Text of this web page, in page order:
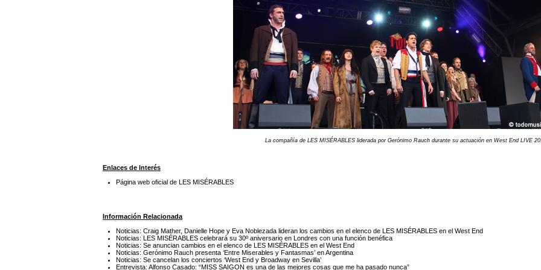
La compañía de LES MISÉRABLES liderada por Gerónimo Rauch durante su actuación en West End LIVE
Enlaces de Interés
Página web oficial de LES MISÉRABLES
Información Relacionada
Noticias: Craig Mather, Danielle Hope y Eva Noblezada lideran los cambios en el elenco de LES MISÉRABLES en el West End
Noticias: LES MISÉRABLES celebrará su 30º aniversario en Londres con una función benéfica
Noticias: Se anuncian cambios en el elenco de LES MISÉRABLES en el West End
Noticias: Gerónimo Rauch presenta ‘Entre Miserables y Fantasmas’ en Argentina
Noticias: Se cancelan los conciertos ‘West End y Broadway en Sevilla’
Entrevista: Alfonso Casado: “MISS SAIGON es una de las mejores cosas que me ha pasado nunca”